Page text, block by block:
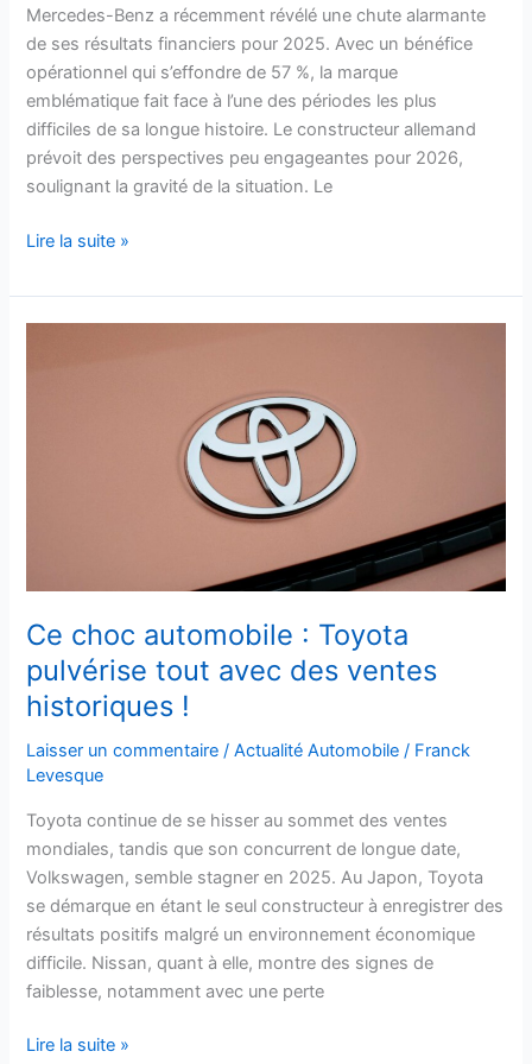
Mercedes-Benz a récemment révélé une chute alarmante
de ses résultats financiers pour 2025. Avec un bénéfice
opérationnel qui s’effondre de 57 %, la marque
emblématique fait face à l’une des périodes les plus
difficiles de sa longue histoire. Le constructeur allemand
prévoit des perspectives peu engageantes pour 2026,
soulignant la gravité de la situation. Le
Lire la suite »
Ce choc automobile : Toyota
pulvérise tout avec des ventes
historiques !
Laisser un commentaire /Actualité Automobile / Franck
Levesque
Toyota continue de se hisser au sommet des ventes
mondiales, tandis que son concurrent de longue date,
Volkswagen, semble stagner en 2025. Au Japon, Toyota
se démarque en étant le seul constructeur à enregistrer des
résultats positifs malgré un environnement économique
difficile. Nissan, quant à elle, montre des signes de
faiblesse, notamment avec une perte
ventes
historiques
!
Lire la suite »